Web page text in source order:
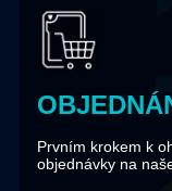
Prvním krokem k
objednávky na